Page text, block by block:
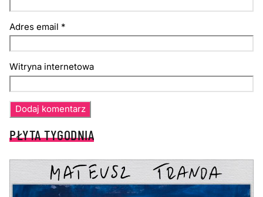
Adres email *
Witryna internetowa
PŁYTA TYGODNIA